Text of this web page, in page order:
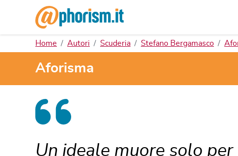
Home Autori Scuderia Stefano Bergamasco
Aforisma
Un ideale muore solo